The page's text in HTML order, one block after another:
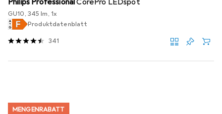
GU10, 345 lm, 1x
Produktdatenblatt
341
MENGENRABATT